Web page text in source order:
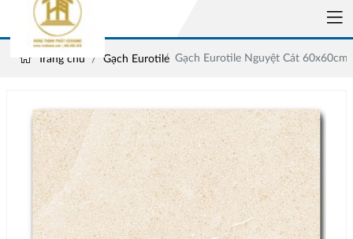
Trang chủ Gạch Eurotile Gạch Eurotile Nguyệt Cát 60x60cm